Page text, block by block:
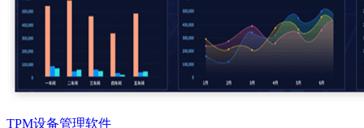
TPM设备管理软件